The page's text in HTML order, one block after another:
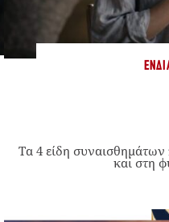
Τα 4 είδη
και στη